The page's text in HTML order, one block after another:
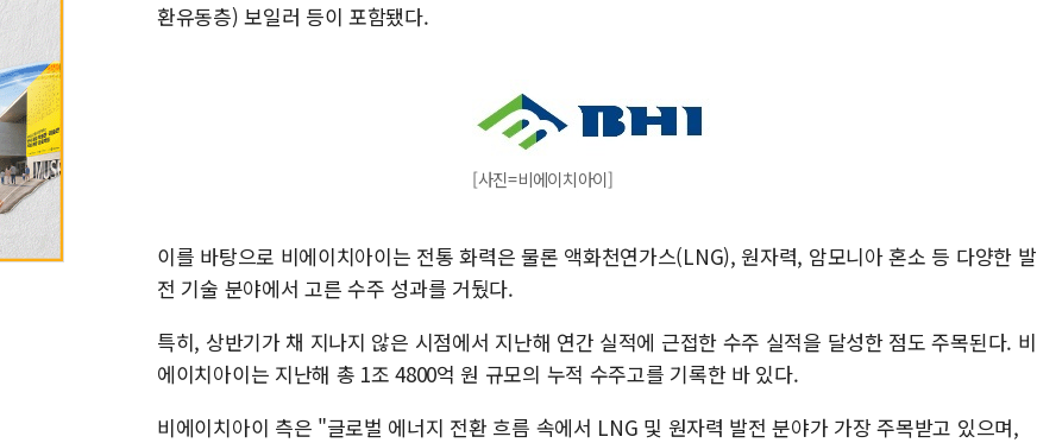
환유동층) 보일러 등이 포함됐다.
[사진=비에이치아이]
이를 바탕으로 비에이치아이는 전통 화력은 물론 액화천연가스(LNG), 원자력, 암모니아 혼소 등 다양한 발
전 기술 분야에서 고른 수주 성과를 거뒀다.
특히, 상반기가 채 지나지 않은 시점에서 지난해 연간 실적에 근접한 수주 실적을 달성한 점도 주목된다. 비
에이치아이는 지난해 총 1조 4800억 원 규모의 누적 수주고를 기록한 바 있다.
비에이치아이 측은 "글로벌 에너지 전환 흐름 속에서 LNG 및 원자력 발전 분야가 가장 주목받고 있으며,